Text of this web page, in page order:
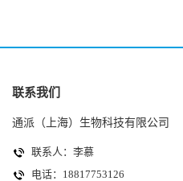
联系我们
通派（上海）生物科技有限公司
联系人：李慕
电话：18817753126